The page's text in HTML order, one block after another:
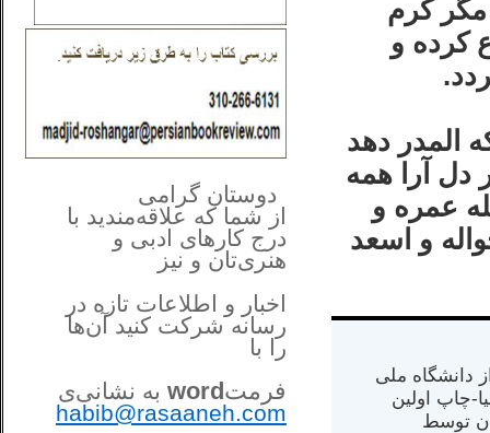
كرم
كرده و
المدر دهد
دل آرا همه
عمره و
و اسعد
از دانشگاه ملی
در کالیفرنیا-چاپ اولین
در سال ۱۳۸۴ در ایران توسط
دوستان گرامی
از شما که علاقه‌مندید با
درج کارهای‌ ادبی و
هنری‌تان و نیز
اخبار و اطلاعات تازه در
رسانه شرکت کنید آن‌ها
را با
فرمتword به نشانی‌ی
habib@rasaaneh.com